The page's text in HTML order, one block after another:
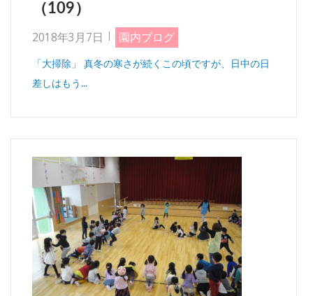
（109）
2018年3月7日 園内ブログ
「大掃除」 真冬の寒さが続くこの頃ですが、日中の日
差しはもう...